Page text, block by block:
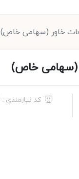
خاور (سهامی خاص)
(سهامی خاص)
کد نیازمندی : 639